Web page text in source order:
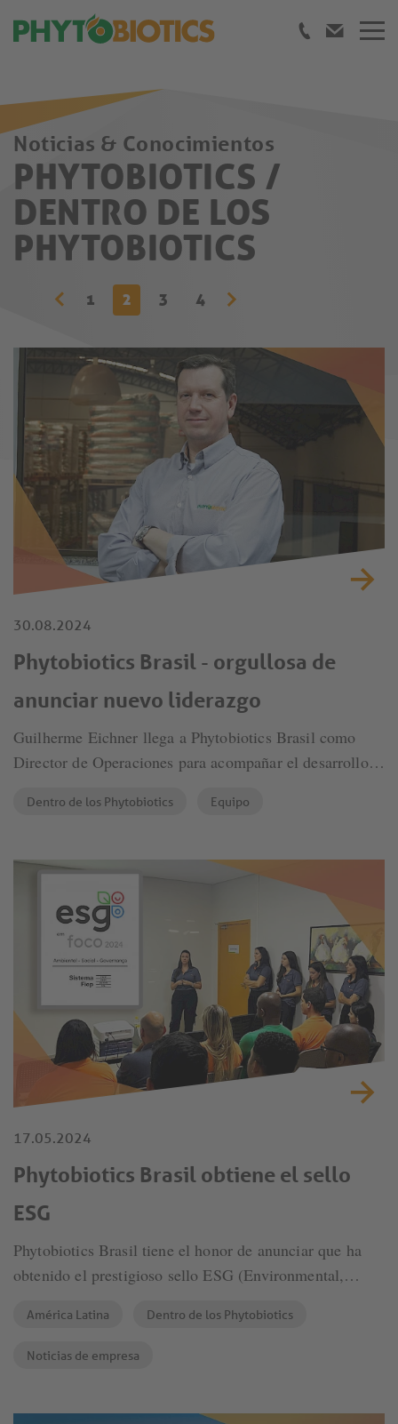
Noticias & Conocimientos
PHYTOBIOTICS /
DENTRO DE LOS
PHYTOBIOTICS
1 2 3 4
30.08.2024
Phytobiotics Brasil - orgullosa de
anunciar nuevo liderazgo
Guilherme Eichner llega a Phytobiotics Brasil como
Director de Operaciones para acompañar el desarrollo
Dentro de los Phytobiotics Equipo
17.05.2024
Phytobiotics Brasil obtiene el sello
ESG
Phytobiotics Brasil tiene el honor de anunciar que ha
obtenido el prestigioso sello ESG (Environmental,
SESI, el respetado organismo brasileño de Servicios
Sociales para la Industria. Este logro refleja el
América Latina Dentro de los Phytobiotics
Noticias de empresa